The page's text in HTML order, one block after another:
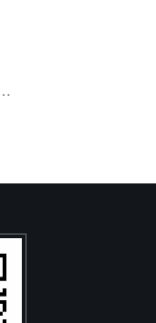
安徽科帝|快速响应(在线咨询)